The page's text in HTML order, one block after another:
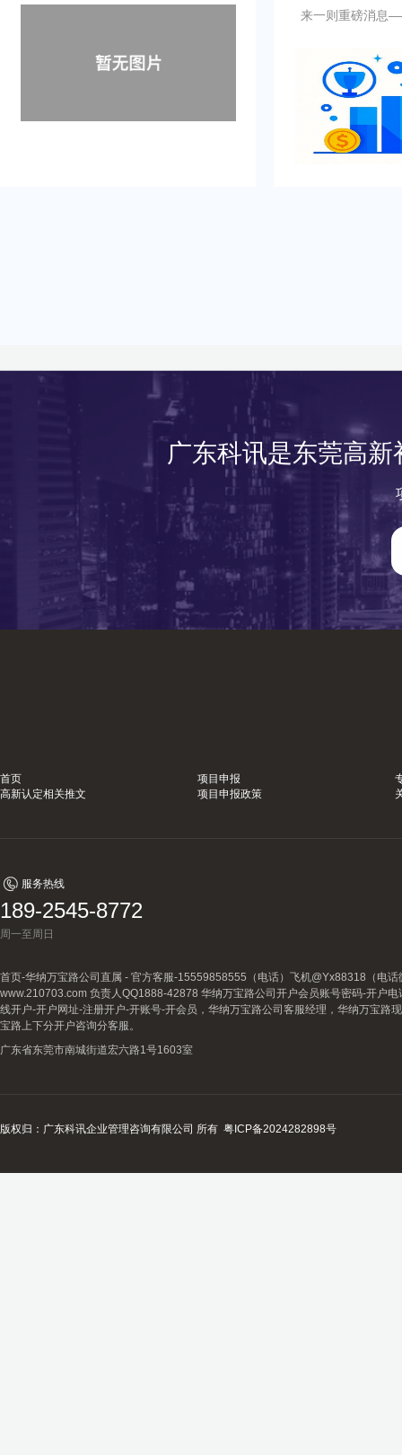
莞未来的发展指明了方向，更蕴含着
下来，就让我们一起解读2025年“一
质量建设国际科
为引领，加力推
赋能我市制造业
进新型工业化新
工业和信息化产
工厂（车间）项
广东科讯是东莞高
首页 项目申报
高新认定相关推文
项目申报政策
服务热线
189-2545-8772
周一至周日
首页-华纳万宝路公司直属 - 官方客服-15559858555（电话）飞机@Yx88318（电
www.210703.com 负责人QQ1888-42878 华纳万宝路公司开户会员账号密码-开户
线开户-开户网址-注册开户-开账号-开会员，华纳万宝路公司客服经理，华纳万宝路
宝路上下分开户咨询分客服。
广东省东莞市南城街道宏六路1号1603室
版权归：广东科讯企业管理咨询有限公司 所有 粤ICP备2024282898号